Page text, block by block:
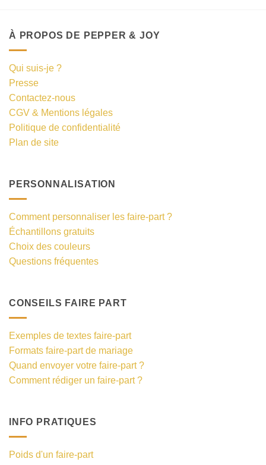
À PROPOS DE PEPPER & JOY
Qui suis-je ?
Presse
Contactez-nous
CGV & Mentions légales
Politique de confidentialité
Plan de site
PERSONNALISATION
Comment personnaliser les faire-part ?
Échantillons gratuits
Choix des couleurs
Questions fréquentes
CONSEILS FAIRE PART
Exemples de textes faire-part
Formats faire-part de mariage
Quand envoyer votre faire-part ?
Comment rédiger un faire-part ?
INFO PRATIQUES
Poids d'un faire-part